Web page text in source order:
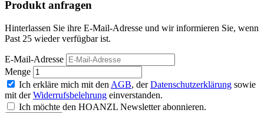
Produkt anfragen
Hinterlassen Sie ihre E-Mail-Adresse und wir informieren Sie, wenn
Past 25 wieder verfügbar ist.
E-Mail-Adresse
Menge
Ich erkläre mich mit den AGB, derDatenschutzerklärung sowie
mit derWiderrufsbelehrung einverstanden.
Ich möchte den HOANZL Newsletter abonnieren.